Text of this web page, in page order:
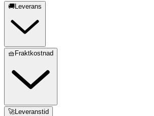
🚚Leverans
🧺Fraktkostnad
🚀Leveranstid